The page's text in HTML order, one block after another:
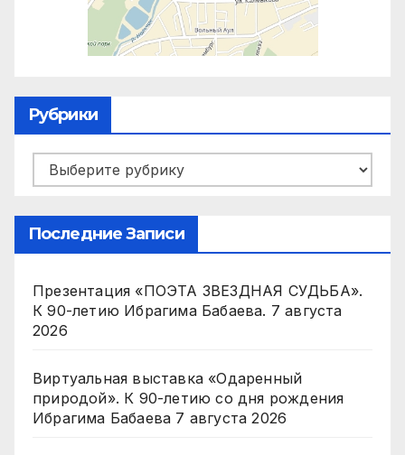
Рубрики
Рубрики
Последние Записи
Презентация «ПОЭТА ЗВЕЗДНАЯ СУДЬБА».
К 90-летию Ибрагима Бабаева. 7 августа
2026
Виртуальная выставка «Одаренный
природой». К 90-летию со дня рождения
Ибрагима Бабаева 7 августа 2026